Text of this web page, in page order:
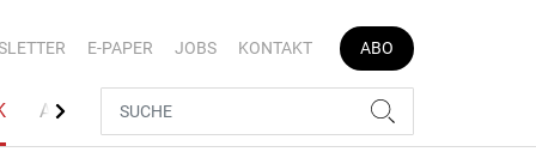
E-PAPER JOBS KONTAKT ABO
AUTOJOB